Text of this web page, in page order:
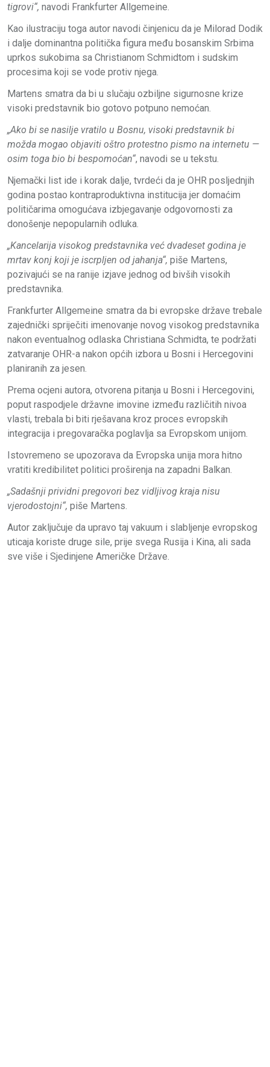
tigrovi“, navodi Frankfurter Allgemeine.
Kao ilustraciju toga autor navodi činjenicu da je Milorad Dodik
i dalje dominantna politička figura među bosanskim Srbima
uprkos sukobima sa Christianom Schmidtom i sudskim
procesima koji se vode protiv njega.
Martens smatra da bi u slučaju ozbiljne sigurnosne krize
visoki predstavnik bio gotovo potpuno nemoćan.
„Ako bi se nasilje vratilo u Bosnu, visoki predstavnik bi
možda mogao objaviti oštro protestno pismo na internetu —
osim toga bio bi bespomoćan“, navodi se u tekstu.
Njemački list ide i korak dalje, tvrdeći da je OHR posljednjih
godina postao kontraproduktivna institucija jer domaćim
političarima omogućava izbjegavanje odgovornosti za
donošenje nepopularnih odluka.
„Kancelarija visokog predstavnika već dvadeset godina je
mrtav konj koji je iscrpljen od jahanja“, piše Martens,
pozivajući se na ranije izjave jednog od bivših visokih
predstavnika.
Frankfurter Allgemeine smatra da bi evropske države trebale
zajednički spriječiti imenovanje novog visokog predstavnika
nakon eventualnog odlaska Christiana Schmidta, te podržati
zatvaranje OHR-a nakon općih izbora u Bosni i Hercegovini
planiranih za jesen.
Prema ocjeni autora, otvorena pitanja u Bosni i Hercegovini,
poput raspodjele državne imovine između različitih nivoa
vlasti, trebala bi biti rješavana kroz proces evropskih
integracija i pregovaračka poglavlja sa Evropskom unijom.
Istovremeno se upozorava da Evropska unija mora hitno
vratiti kredibilitet politici proširenja na zapadni Balkan.
„Sadašnji prividni pregovori bez vidljivog kraja nisu
vjerodostojni“, piše Martens.
Autor zaključuje da upravo taj vakuum i slabljenje evropskog
uticaja koriste druge sile, prije svega Rusija i Kina, ali sada
sve više i Sjedinjene Američke Države.